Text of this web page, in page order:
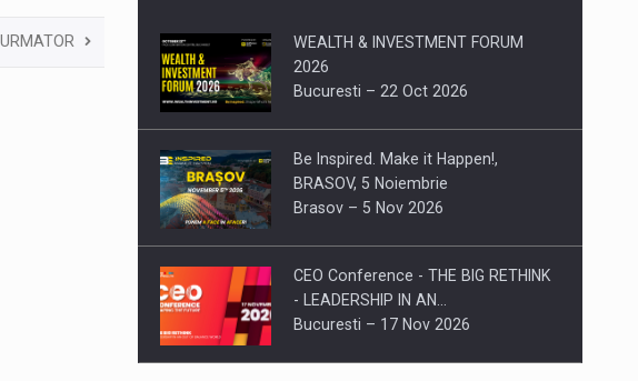
URMATOR
WEALTH & INVESTMENT FORUM
2026
Bucuresti – 22 Oct 2026
Be Inspired. Make it Happen!,
BRASOV, 5 Noiembrie
Brasov – 5 Nov 2026
CEO Conference - THE BIG RETHINK
- LEADERSHIP IN AN…
Bucuresti – 17 Nov 2026